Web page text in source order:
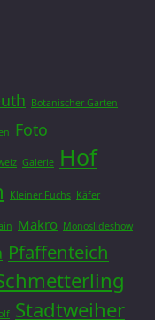
Botanischer Garten
Foto
Galerie Hof
Kleiner Fuchs Käfer
Makro Monoslideshow
Pfaffenteich
Stadtweiher